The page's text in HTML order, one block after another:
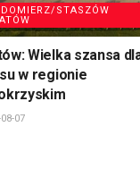
STASZÓW
Wielka szansa
w regionie
07